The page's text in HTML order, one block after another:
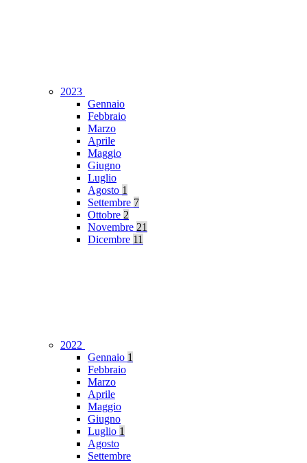
2023
Gennaio
Febbraio
Marzo
Aprile
Maggio
Giugno
Luglio
Agosto 1
Settembre 7
Ottobre 2
Novembre 21
Dicembre 11
2022
Gennaio 1
Febbraio
Marzo
Aprile
Maggio
Giugno
Luglio 1
Agosto
Settembre